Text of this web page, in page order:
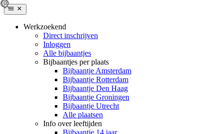
Werkzoekend
Direct inschrijven
Inloggen
Alle bijbaantjes
Bijbaantjes per plaats
Bijbaantje Amsterdam
Bijbaantje Rotterdam
Bijbaantje Den Haag
Bijbaantje Groningen
Bijbaantje Utrecht
Alle plaatsen
Info over leeftijden
Bijbaantje 14 jaar